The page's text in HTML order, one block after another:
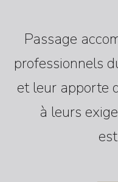
Passage
professionnels
et leur apporte
à leurs